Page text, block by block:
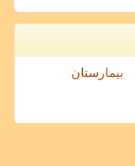
بیمارستان